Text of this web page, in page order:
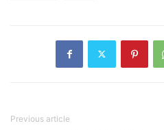
Previous article